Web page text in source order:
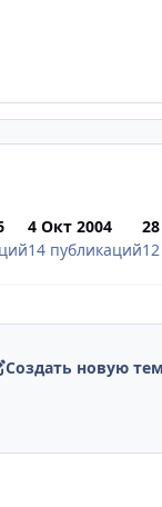
4 Окт 2004
14 публикаций
Создать новую